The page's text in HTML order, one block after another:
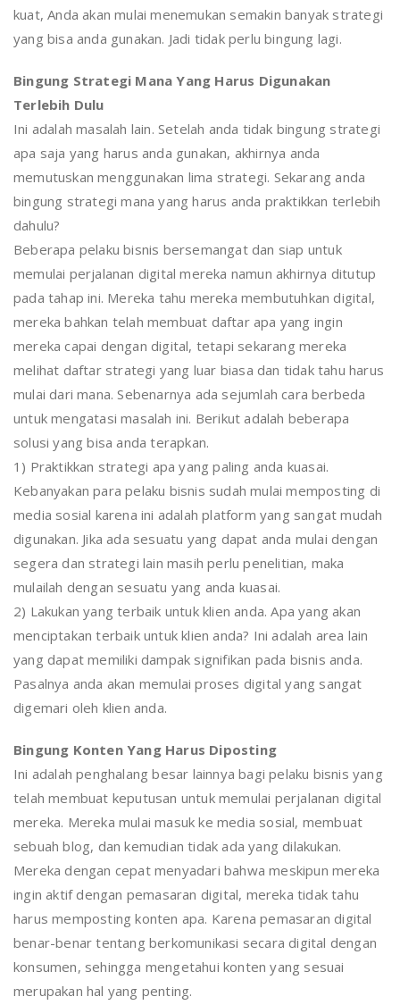
kuat, Anda akan mulai menemukan semakin banyak strategi
yang bisa anda gunakan. Jadi tidak perlu bingung lagi.
Bingung Strategi Mana Yang Harus Digunakan
Terlebih Dulu
Ini adalah masalah lain. Setelah anda tidak bingung strategi
apa saja yang harus anda gunakan, akhirnya anda
memutuskan menggunakan lima strategi. Sekarang anda
bingung strategi mana yang harus anda praktikkan terlebih
dahulu?
Beberapa pelaku bisnis bersemangat dan siap untuk
memulai perjalanan digital mereka namun akhirnya ditutup
pada tahap ini. Mereka tahu mereka membutuhkan digital,
mereka bahkan telah membuat daftar apa yang ingin
mereka capai dengan digital, tetapi sekarang mereka
melihat daftar strategi yang luar biasa dan tidak tahu harus
mulai dari mana. Sebenarnya ada sejumlah cara berbeda
untuk mengatasi masalah ini. Berikut adalah beberapa
solusi yang bisa anda terapkan.
1) Praktikkan strategi apa yang paling anda kuasai.
Kebanyakan para pelaku bisnis sudah mulai memposting di
media sosial karena ini adalah platform yang sangat mudah
digunakan. Jika ada sesuatu yang dapat anda mulai dengan
segera dan strategi lain masih perlu penelitian, maka
mulailah dengan sesuatu yang anda kuasai.
2) Lakukan yang terbaik untuk klien anda. Apa yang akan
menciptakan terbaik untuk klien anda? Ini adalah area lain
yang dapat memiliki dampak signifikan pada bisnis anda.
Pasalnya anda akan memulai proses digital yang sangat
digemari oleh klien anda.
Bingung Konten Yang Harus Diposting
Ini adalah penghalang besar lainnya bagi pelaku bisnis yang
telah membuat keputusan untuk memulai perjalanan digital
mereka. Mereka mulai masuk ke media sosial, membuat
sebuah blog, dan kemudian tidak ada yang dilakukan.
Mereka dengan cepat menyadari bahwa meskipun mereka
ingin aktif dengan pemasaran digital, mereka tidak tahu
harus memposting konten apa. Karena pemasaran digital
benar-benar tentang berkomunikasi secara digital dengan
konsumen, sehingga mengetahui konten yang sesuai
merupakan hal yang penting.